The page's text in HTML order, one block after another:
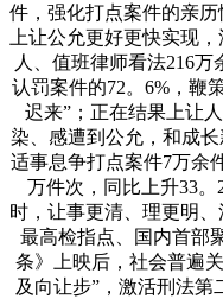
件，强化打点案件的亲
上让公允更好更快实现
人、值班律师看法216
认罚案件的72。6%，鞭
迟来”；正在结果上让
染、感遭到公允，和成长
适事息争打点案件7万余
万件次，同比上升33。
时，让事更清、理更明、
最高检指点、国内首部
条》上映后，社会普遍
及向让步”，激活刑法第